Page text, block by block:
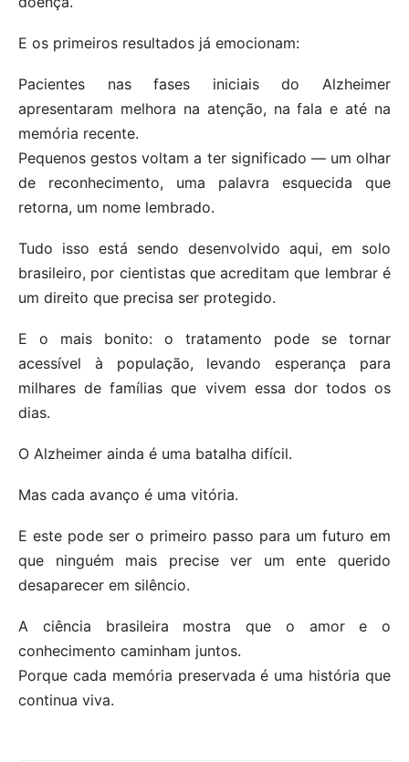
E os primeiros resultados já emocionam:
Pacientes nas fases iniciais do Alzheimer
apresentaram melhora na atenção, na fala e até na
memória recente.
Pequenos gestos voltam a ter significado — um olhar
de reconhecimento, uma palavra esquecida que
retorna, um nome lembrado.
Tudo isso está sendo desenvolvido aqui, em solo
brasileiro, por cientistas que acreditam que lembrar é
um direito que precisa ser protegido.
E o mais bonito: o tratamento pode se tornar
acessível à população, levando esperança para
milhares de famílias que vivem essa dor todos os
dias.
O Alzheimer ainda é uma batalha difícil.
Mas cada avanço é uma vitória.
E este pode ser o primeiro passo para um futuro em
que ninguém mais precise ver um ente querido
desaparecer em silêncio.
A ciência brasileira mostra que o amor e o
conhecimento caminham juntos.
Porque cada memória preservada é uma história que
continua viva.